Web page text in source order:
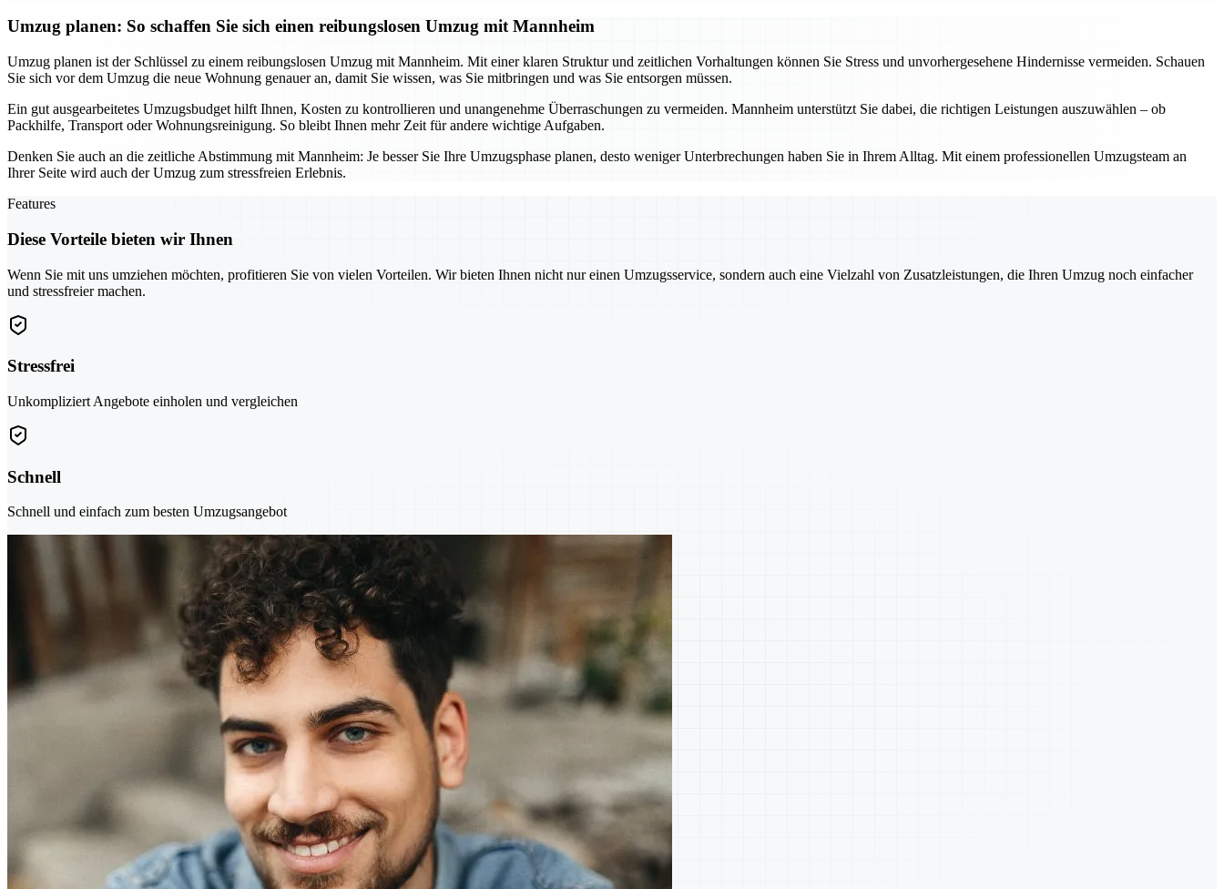
Umzug planen: So schaffen Sie sich einen reibungslosen Umzug mit Mannheim
Umzug planen ist der Schlüssel zu einem reibungslosen Umzug mit Mannheim. Mit einer klaren Struktur und zeitlichen Vorhaltungen können Sie Stress und unvorhergesehene Hindernisse vermeiden. Schauen
Sie sich vor dem Umzug die neue Wohnung genauer an, damit Sie wissen, was Sie mitbringen und was Sie entsorgen müssen.
Ein gut ausgearbeitetes Umzugsbudget hilft Ihnen, Kosten zu kontrollieren und unangenehme Überraschungen zu vermeiden. Mannheim unterstützt Sie dabei, die richtigen Leistungen auszuwählen – ob
Packhilfe, Transport oder Wohnungsreinigung. So bleibt Ihnen mehr Zeit für andere wichtige Aufgaben.
Denken Sie auch an die zeitliche Abstimmung mit Mannheim: Je besser Sie Ihre Umzugsphase planen, desto weniger Unterbrechungen haben Sie in Ihrem Alltag. Mit einem professionellen Umzugsteam an
Ihrer Seite wird auch der Umzug zum stressfreien Erlebnis.
Features
Diese Vorteile bieten wir Ihnen
Wenn Sie mit uns umziehen möchten, profitieren Sie von vielen Vorteilen. Wir bieten Ihnen nicht nur einen Umzugsservice, sondern auch eine Vielzahl von Zusatzleistungen, die Ihren Umzug noch einfacher
und stressfreier machen.
Stressfrei
Unkompliziert Angebote einholen und vergleichen
Schnell
Schnell und einfach zum besten Umzugsangebot